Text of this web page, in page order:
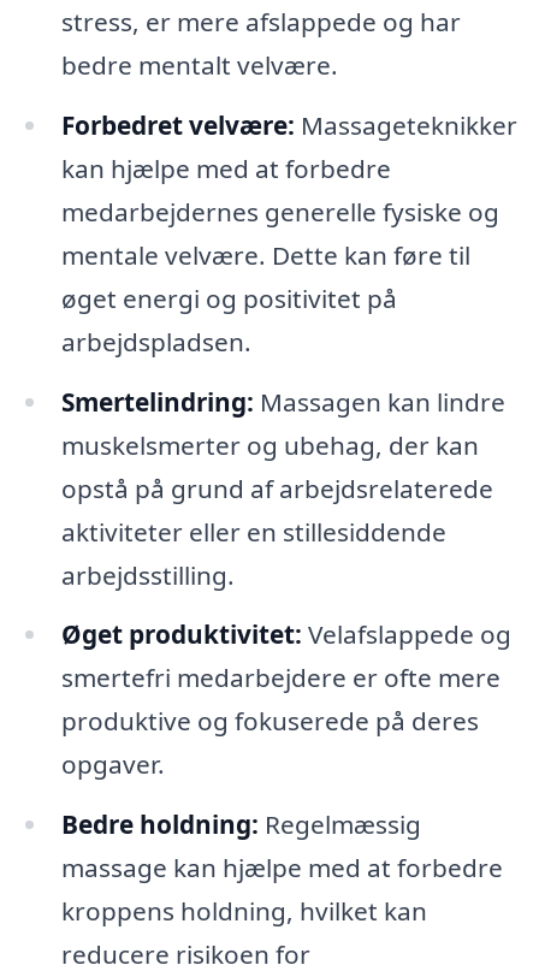
stress, er mere afslappede og har
bedre mentalt velvære.
Forbedret velvære: Massageteknikker
kan hjælpe med at forbedre
medarbejdernes generelle fysiske og
mentale velvære. Dette kan føre til
øget energi og positivitet på
arbejdspladsen.
Smertelindring: Massagen kan lindre
muskelsmerter og ubehag, der kan
opstå på grund af arbejdsrelaterede
aktiviteter eller en stillesiddende
arbejdsstilling.
Øget produktivitet: Velafslappede og
smertefri medarbejdere er ofte mere
produktive og fokuserede på deres
opgaver.
Bedre holdning: Regelmæssig
massage kan hjælpe med at forbedre
kroppens holdning, hvilket kan
reducere risikoen for